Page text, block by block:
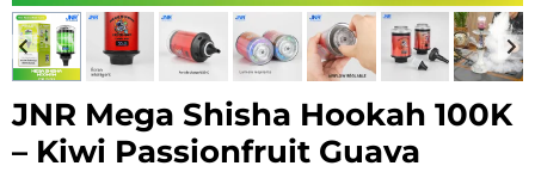
JNR Mega Shisha Hookah 100K
– Kiwi Passionfruit Guava